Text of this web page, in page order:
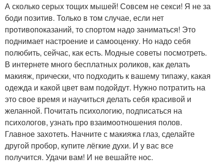
А сколько серых тощих мышей! Совсем не секси! Я не за
боди позитив. Только в том случае, если нет
противопоказаний, то спортом надо заниматься! Это
поднимает настроение и самооценку. Но надо себя
полюбить, сейчас, как есть. Модные советы посмотреть.
В интернете много бесплатных роликов, как делать
макияж, прически, что подходить к вашему типажу, какая
одежда и какой цвет вам подойдут. Нужно потратить на
это свое время и научиться делать себя красивой и
желанной. Почитать психологию, подписаться на
психологов, узнать про взаимоотношения полов.
Главное захотеть. Начните с макияжа глаз, сделайте
другой пробор, купите лёгкие духи. И у вас все
получится. Удачи вам! И не вешайте нос.